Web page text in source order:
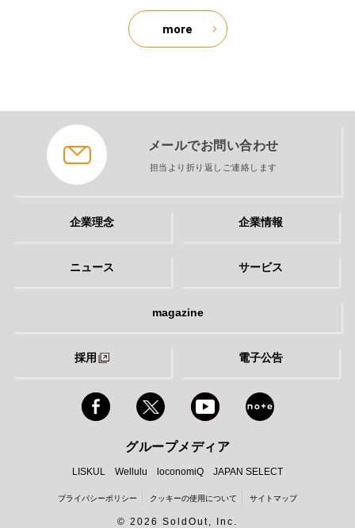
more
メールでお問い合わせ
担当より折り返しご連絡します
企業理念 企業情報
ニュース サービス
magazine
採用 電子公告
グループメディア
LISKUL Wellulu loconomiQ JAPAN SELECT
プライバシーポリシー クッキーの使用について サイトマップ
© 2026 SoldOut, Inc.